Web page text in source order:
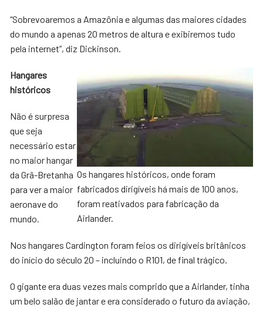
“Sobrevoaremos a Amazônia e algumas das maiores cidades
do mundo a apenas 20 metros de altura e exibiremos tudo
pela internet”, diz Dickinson.
Os hangares históricos, onde foram
fabricados dirigíveis há mais de 100 anos,
foram reativados para fabricação da
Airlander.
Hangares
históricos
Não é surpresa
que seja
necessário estar
no maior hangar
da Grã-Bretanha
para ver a maior
aeronave do
mundo.
Nos hangares Cardington foram feios os dirigíveis britânicos
do início do século 20 – incluindo o R101, de final trágico.
O gigante era duas vezes mais comprido que a Airlander, tinha
um belo salão de jantar e era considerado o futuro da aviação,